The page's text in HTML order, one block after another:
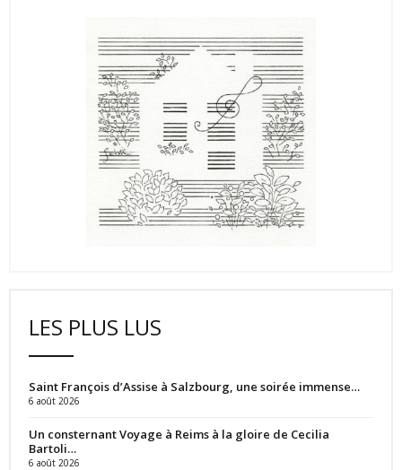
LES PLUS LUS
Saint François d’Assise à Salzbourg, une soirée immense…
6 août 2026
Un consternant Voyage à Reims à la gloire de Cecilia
Bartoli…
6 août 2026